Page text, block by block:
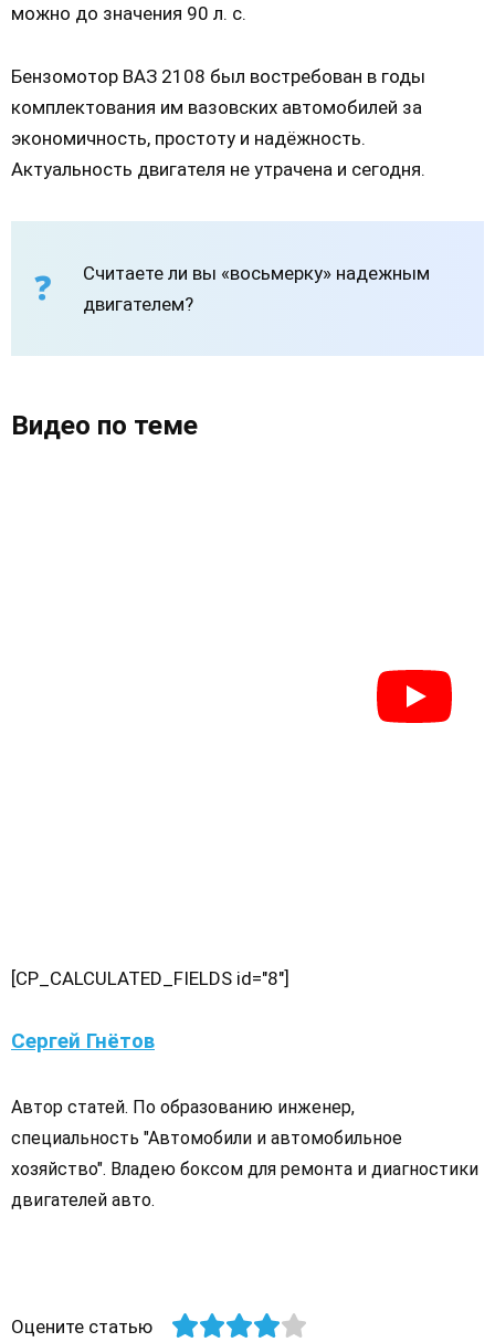
можно до значения 90 л. с.
Бензомотор ВАЗ 2108 был востребован в годы
комплектования им вазовских автомобилей за
экономичность, простоту и надёжность.
Актуальность двигателя не утрачена и сегодня.
Считаете ли вы «восьмерку» надежным
двигателем?
Видео по теме
[CP_CALCULATED_FIELDS id="8"]
Сергей Гнётов
Автор статей. По образованию инженер,
специальность "Автомобили и автомобильное
хозяйство". Владею боксом для ремонта и диагностики
двигателей авто.
Оцените статью